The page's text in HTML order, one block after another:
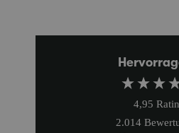
4,95
2.014